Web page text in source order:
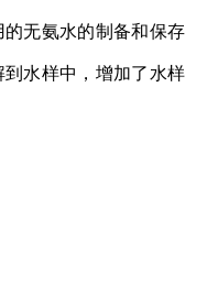
无氨水的制备和保存
水样中，增加了水样